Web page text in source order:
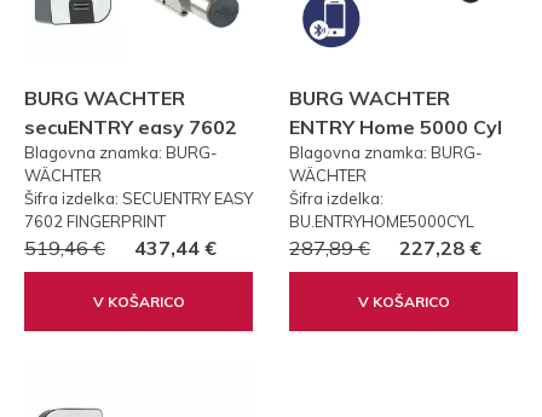
BURG WACHTER
secuENTRY easy 7602
FP PRSTNI ODTIS
Blagovna znamka: BURG-
WÄCHTER
Šifra izdelka: SECUENTRY EASY
7602 FINGERPRINT
519,46 € 437,44 €
V KOŠARICO
BURG WACHTER
ENTRY Home 5000 Cyl
Blagovna znamka: BURG-
WÄCHTER
Šifra izdelka:
BU.ENTRYHOME5000CYL
287,89 € 227,28 €
V KOŠARICO